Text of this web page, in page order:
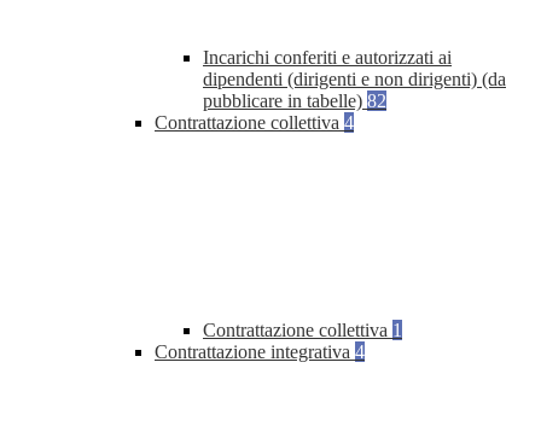
Incarichi conferiti e autorizzati ai
dipendenti (dirigenti e non dirigenti) (da
pubblicare in tabelle) 82
Contrattazione collettiva 4
Contrattazione collettiva 1
Contrattazione integrativa 4